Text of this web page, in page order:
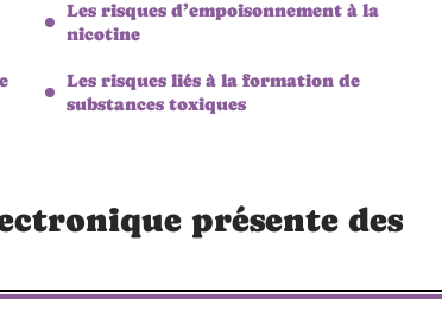
Les risques d’empoisonnement à la
nicotine
Les risques liés à la formation de
substances toxiques
présente des